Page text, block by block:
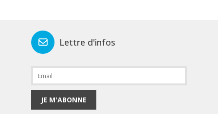
Lettre d'infos
JE M'ABONNE